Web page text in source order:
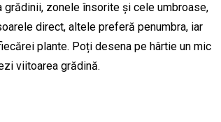
zonele însorite și cele umbroase,
direct, altele preferă penumbra, iar
plante. Poți desena pe hârtie un mic
viitoarea grădină.